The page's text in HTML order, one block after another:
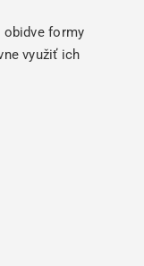
obidve formy
využiť ich